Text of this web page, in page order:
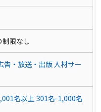
限なし
告・放送・出版 人材サー
名以上 301名-1,000名